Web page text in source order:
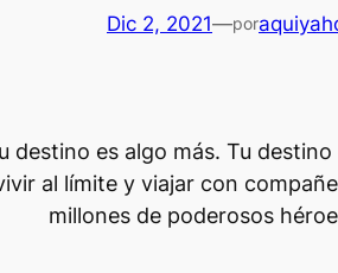
Dic 2, 2021—por
destino es algo más. Tu
al límite y viajar con
millones de poderosos